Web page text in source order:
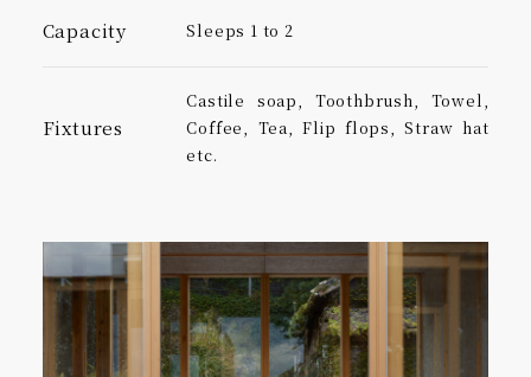
HASO
FOOD
CONDITIONS
Capacity Sleeps 1 to 2
Fixtures
Castile soap, Toothbrush, Towel,
Coffee, Tea, Flip flops, Straw hat
etc.